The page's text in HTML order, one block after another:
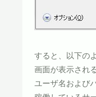
すると、以下の
画面が表示される
ユーザ名および